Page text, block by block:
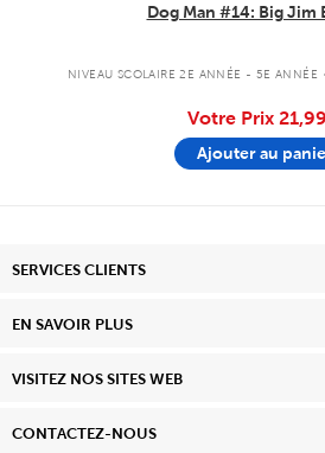
Dog Man #14: Big Jim
NIVEAU SCOLAIRE 2E ANNÉE - 5E ANNÉE
Votre Prix
Ajouter au
SERVICES CLIENTS
EN SAVOIR PLUS
VISITEZ NOS SITES WEB
CONTACTEZ-NOUS